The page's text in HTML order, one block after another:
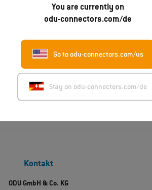
You are currently on
odu-connectors.com/de
Go to odu-connectors.com/us
Stay on odu-connectors.com/de
2.000
Power bis zu 5 A
Kontakt
ODU GmbH & Co. KG